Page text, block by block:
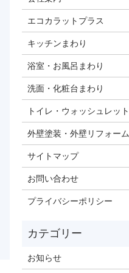
エコカラットプラス
キッチンまわり
浴室・お風呂まわり
洗面・化粧台まわり
トイレ・ウォッシュレット
外壁塗装・外壁リフォーム
サイトマップ
お問い合わせ
プライバシーポリシー
お知らせ